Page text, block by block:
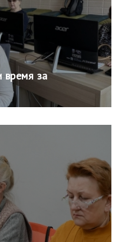
время за